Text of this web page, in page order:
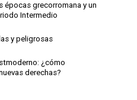
grecorromana y un
Intermedio
y peligrosas
¿cómo
derechas?